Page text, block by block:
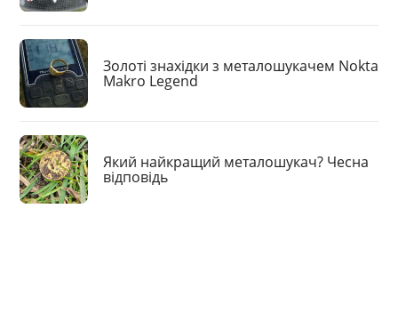
Золоті знахідки з металошукачем Nokta
Makro Legend
Який найкращий металошукач? Чесна
відповідь